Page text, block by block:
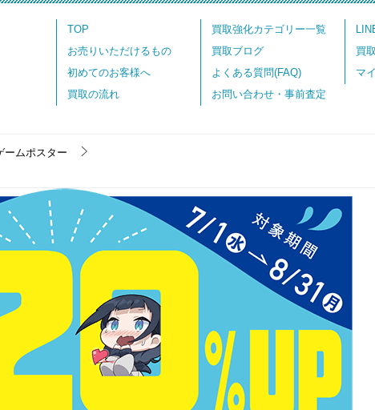
TOP
お売りいただけるもの
初めてのお客様へ
買取の流れ
買取強化カテゴリー一覧
買取ブログ
よくある質問(FAQ)
お問い合わせ・事前査定
買
マ
ームポスター